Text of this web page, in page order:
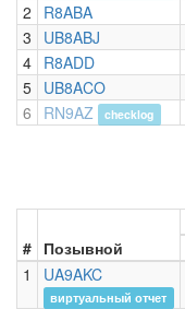
2 R8ABA
3
UB8ABJ
4 R8ADD
5 UB8ACO
6
RN9AZ checklog
# Позывной
1
UA9AKC
виртуальный отчет